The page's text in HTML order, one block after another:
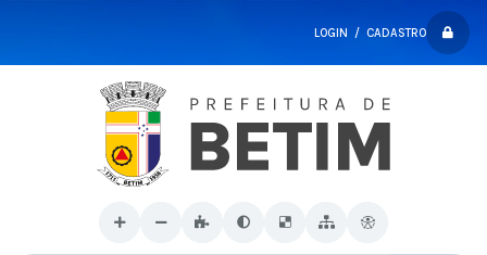
LOGIN / CADASTRO